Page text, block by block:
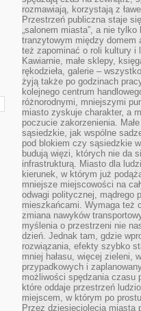
rozmawiają, korzystają z
Przestrzeń publiczna staje
„salonem miasta”, a nie tylko
tranzytowym między domem
też zapominać o roli kultury i
Kawiarnie, małe sklepy,
rękodzieła, galerie –
żyją także po godzinach
kolejnego centrum
różnorodnymi, mniejszymi
miasto zyskuje charakter, a
poczucie zakorzenienia.
sąsiedzkie, jak wspólne
pod blokiem czy sąsiedzkie
budują więzi, których nie da
infrastrukturą. Miasto dla
kierunek, w którym już
mniejsze miejscowości na
odwagi politycznej, mądrego
mieszkańcami. Wymaga też
zmiana nawyków
myślenia o przestrzeni nie
dzień. Jednak tam, gdzie
rozwiązania, efekty szybko
mniej hałasu, więcej zieleni,
przypadkowych i
możliwości spędzania czasu
które oddaje przestrzeń
miejscem, w którym po
Przez dziesięciolecia miasta